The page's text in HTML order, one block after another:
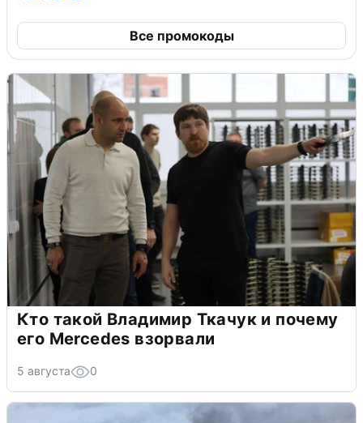
Все промокоды
Кто такой Владимир Ткачук и почему
его Mercedes взорвали
5 августа 0